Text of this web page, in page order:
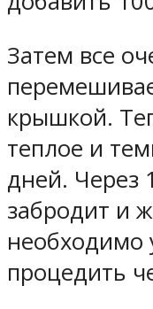
Затем все
крышкой.
теплое и
дней. Через
забродит и
необходимо
процедить